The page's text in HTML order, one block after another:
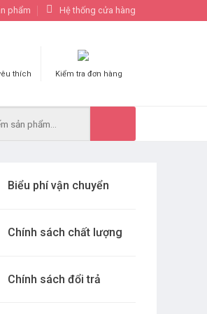
phẩm Hệ thống cửa hàng
thích Kiểm tra đơn hàng
Biểu phí vận chuyển
Chính sách chất lượng
Chính sách đổi trả